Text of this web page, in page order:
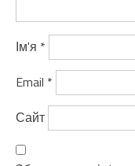
Ім'я *
Email *
Сайт